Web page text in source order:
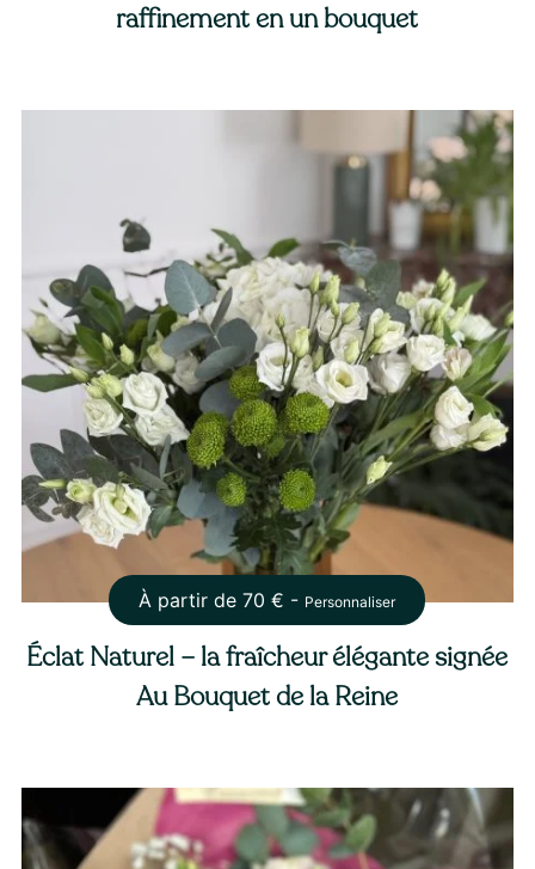
raffinement en un bouquet
À partir de70 € - Personnaliser
Éclat Naturel – la fraîcheur élégante signée
Au Bouquet de la Reine